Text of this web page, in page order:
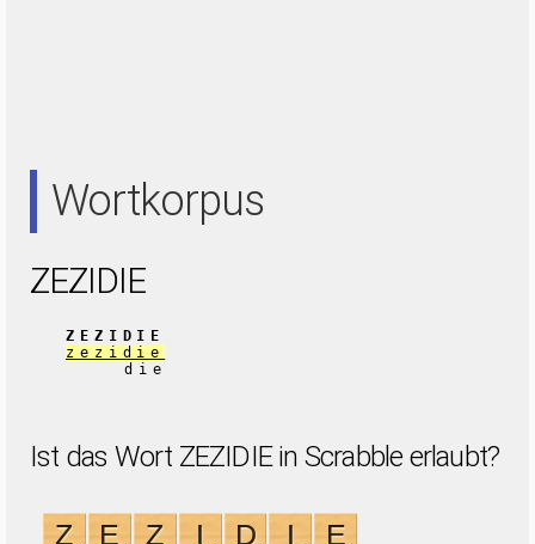
Wortkorpus
ZEZIDIE
ZEZIDIE
zezidie
die
Ist das Wort ZEZIDIE in Scrabble erlaubt?